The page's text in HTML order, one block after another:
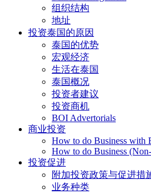
组织结构
地址
投资泰国的原因
泰国的优势
宏观经济
生活在泰国
泰国概况
投资者建议
投资商机
BOI Advertorials
商业投资
How to do Business with
How to do Business
投资促进
附加投资政策与促进措
业务种类